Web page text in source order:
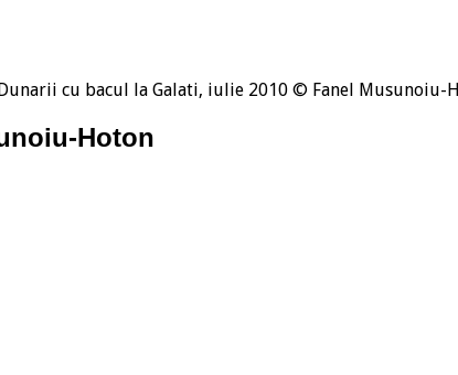
cu bacul la Galati, iulie 2010 © Fanel Musunoiu-
Hoton